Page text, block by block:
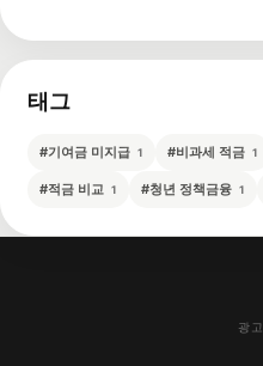
태그
#기여금 미지급 1 #비과세 적금 1
#적금 비교 1 #청년 정책금융 1
광고